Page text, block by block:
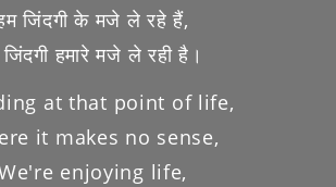
जिंदगी के मजे ले रहे हैं,
जिंदगी हमारे मजे ले रही है।
at that point of life,
it makes no sense,
enjoying life,